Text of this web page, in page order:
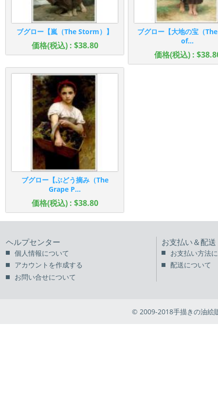
ブグロー【嵐（The Storm）】
価格(税込) : $38.80
ブグロー【大地の宝（
of...
価格(税込) :
ブグロー【ぶどう摘み（The
Grape P...
価格(税込) : $38.80
ヘルプセンター
個人情報について
アカウントを作成する
お問い合せについて
お支払い＆配送
お支払い方法
配送について
© 2009-2018手描きの油絵